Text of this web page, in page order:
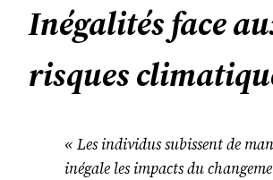
Inégalités face
risques
« Les individus subissent de
inégale les impacts du